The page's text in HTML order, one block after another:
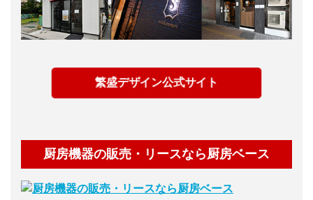
繁盛デザイン公式サイト
厨房機器の販売・リースなら厨房ベース